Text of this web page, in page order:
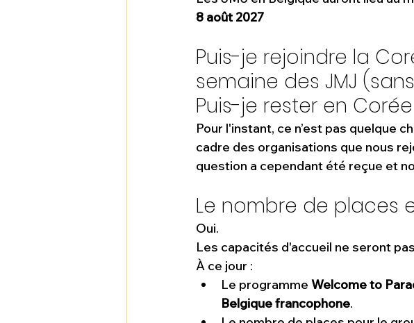
8 août 2027
Puis-je rejoindre la
semaine des JMJ
Puis-je rester en
Pour l'instant, ce n’est pas quelque
cadre des organisations que nous
question a cependant été reçue et
Le nombre de places
Oui.
Les capacités d'accueil ne seront
À ce jour :
Le programme Welcome to
Belgique francophone.